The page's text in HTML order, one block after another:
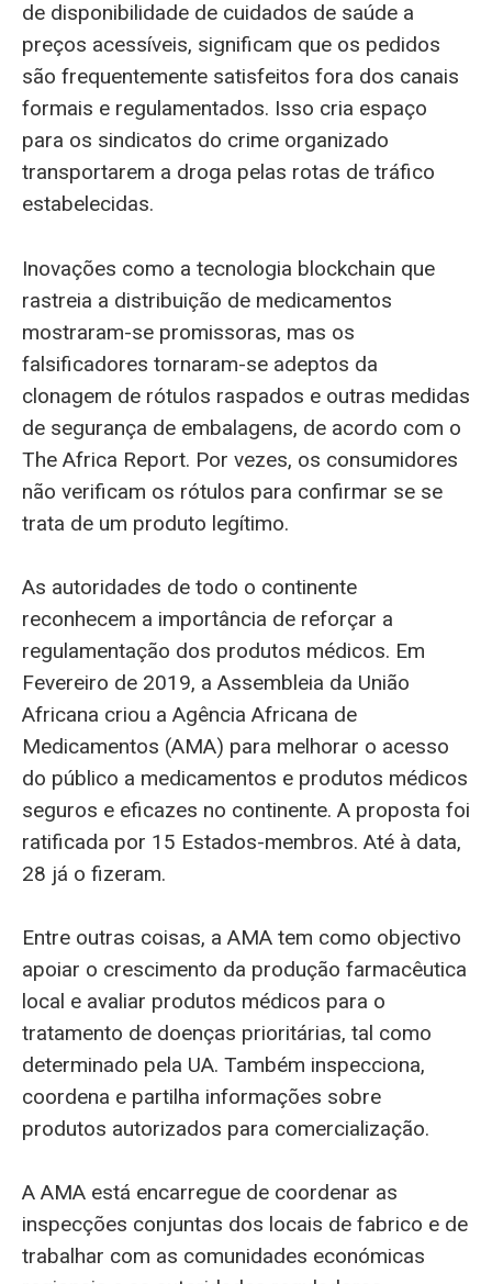
de disponibilidade de cuidados de saúde a
preços acessíveis, significam que os pedidos
são frequentemente satisfeitos fora dos canais
formais e regulamentados. Isso cria espaço
para os sindicatos do crime organizado
transportarem a droga pelas rotas de tráfico
estabelecidas.
Inovações como a tecnologia blockchain que
rastreia a distribuição de medicamentos
mostraram-se promissoras, mas os
falsificadores tornaram-se adeptos da
clonagem de rótulos raspados e outras medidas
de segurança de embalagens, de acordo com o
The Africa Report. Por vezes, os consumidores
não verificam os rótulos para confirmar se se
trata de um produto legítimo.
As autoridades de todo o continente
reconhecem a importância de reforçar a
regulamentação dos produtos médicos. Em
Fevereiro de 2019, a Assembleia da União
Africana criou a Agência Africana de
Medicamentos (AMA) para melhorar o acesso
do público a medicamentos e produtos médicos
seguros e eficazes no continente. A proposta foi
ratificada por 15 Estados-membros. Até à data,
28 já o fizeram.
Entre outras coisas, a AMA tem como objectivo
apoiar o crescimento da produção farmacêutica
local e avaliar produtos médicos para o
tratamento de doenças prioritárias, tal como
determinado pela UA. Também inspecciona,
coordena e partilha informações sobre
produtos autorizados para comercialização.
A AMA está encarregue de coordenar as
inspecções conjuntas dos locais de fabrico e de
trabalhar com as comunidades económicas